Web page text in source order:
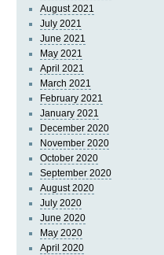
August 2021
July 2021
June 2021
May 2021
April 2021
March 2021
February 2021
January 2021
December 2020
November 2020
October 2020
September 2020
August 2020
July 2020
June 2020
May 2020
April 2020